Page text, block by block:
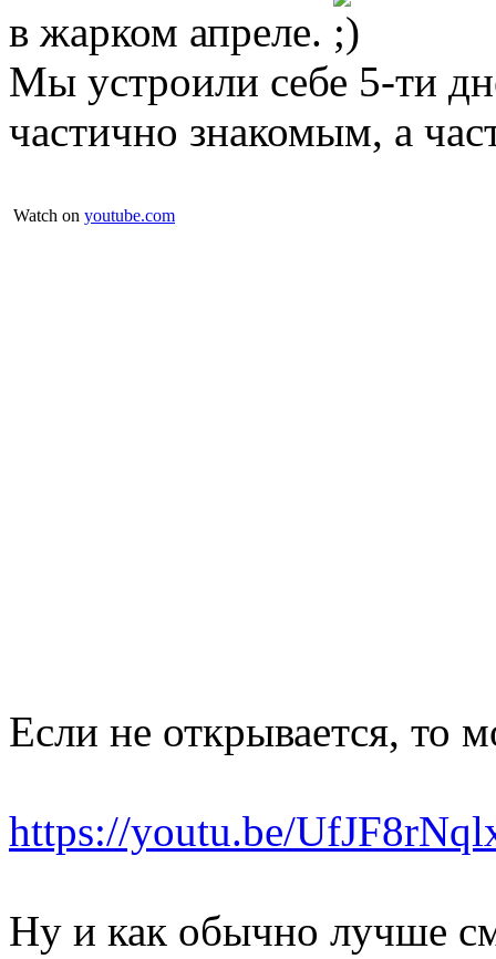
в жарком апреле.
Мы устроили себе 5-ти
частично знакомым, а
Watch on youtube.com
Если не открывается, то
https://youtu.be/
Ну и как обычно лучше